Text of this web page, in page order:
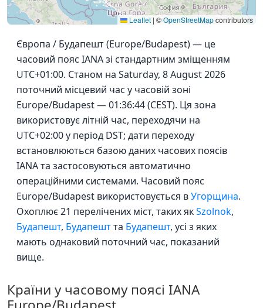
Leaflet | ©OpenStreetMapcontributors
Європа / Будапешт (Europe/Budapest) — це
часовий пояс IANA зі стандартним зміщенням
UTC+01:00. Станом на Saturday, 8 August 2026
поточний місцевий час у часовій зоні
Europe/Budapest — 01:36:44 (CEST). Ця зона
використовує літній час, переходячи на
UTC+02:00 у період DST; дати переходу
встановлюються базою даних часових поясів
IANA та застосовуються автоматично
операційними системами. Часовий пояс
Europe/Budapest використовується вУгорщина.
Охоплює 21 перелічених міст, таких якSzolnok,
Будапешт, Будапештта Будапешт, усі з яких
мають однаковий поточний час, показаний
вище.
Країни у часовому поясі IANA